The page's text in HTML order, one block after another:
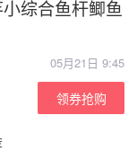
综合鱼杆鲫鱼
05月21日 9:45
领券抢购